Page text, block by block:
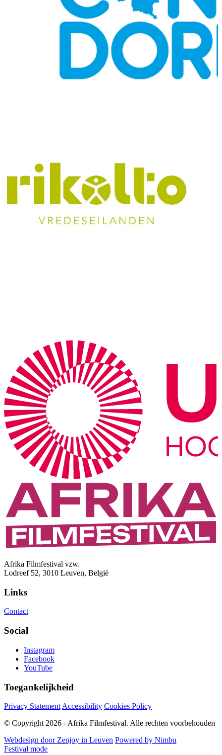
Afrika Filmfestival vzw.
Lodreef 52, 3010 Leuven, België
Links
Contact
Social
Instagram
Facebook
YouTube
Toegankelijkheid
Privacy Statement Accessibility Cookies Policy
© Copyright 2026 - Afrika Filmfestival. Alle rechten voorbehouden
Webdesign door Zenjoy in Leuven Powered by Nimbu
Festival mode